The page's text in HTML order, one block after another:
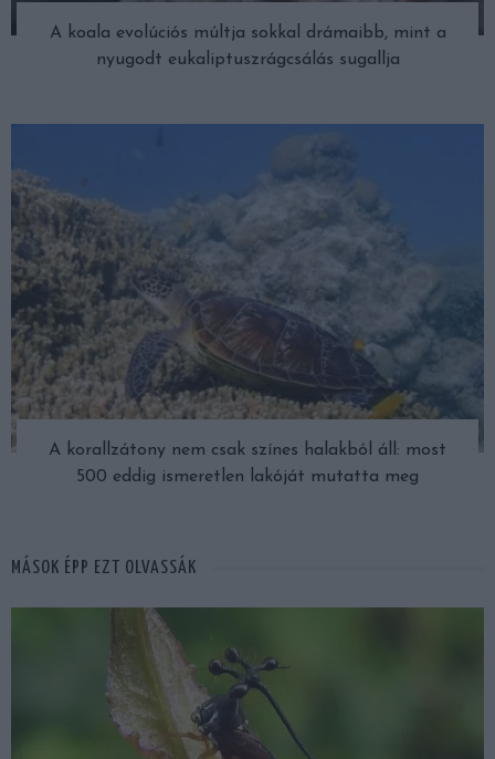
A koala evolúciós múltja sokkal drámaibb, mint a
nyugodt eukaliptuszrágcsálás sugallja
A korallzátony nem csak színes halakból áll: most
500 eddig ismeretlen lakóját mutatta meg
MÁSOK ÉPP EZT OLVASSÁK